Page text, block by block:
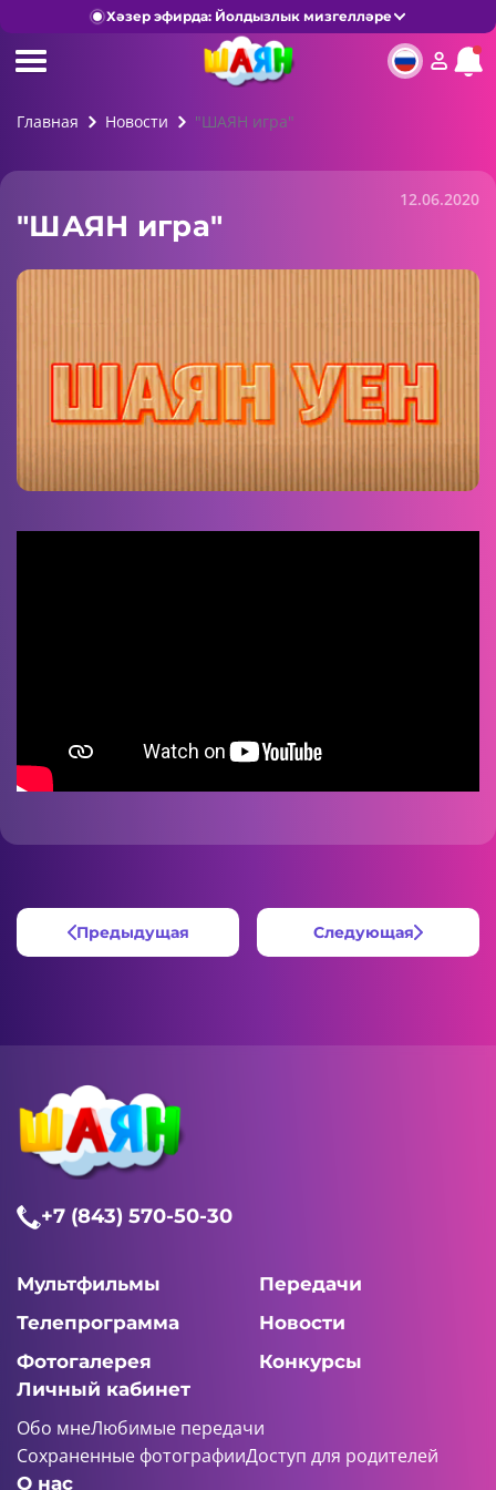
Хәзер эфирда: Йолдызлык мизгелләре
Главная Новости "ШАЯН игра"
12.06.2020
"ШАЯН игра"
Предыдущая Следующая
+7 (843) 570-50-30
Мультфильмы
Передачи
Телепрограмма
Новости
Фотогалерея
Конкурсы
Личный кабинет
Обо мнеЛюбимые передачи
Сохраненные фотографииДоступ для родителей
О нас